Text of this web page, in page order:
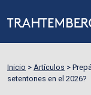
Inicio > Artículos >
setentones en el 2026?